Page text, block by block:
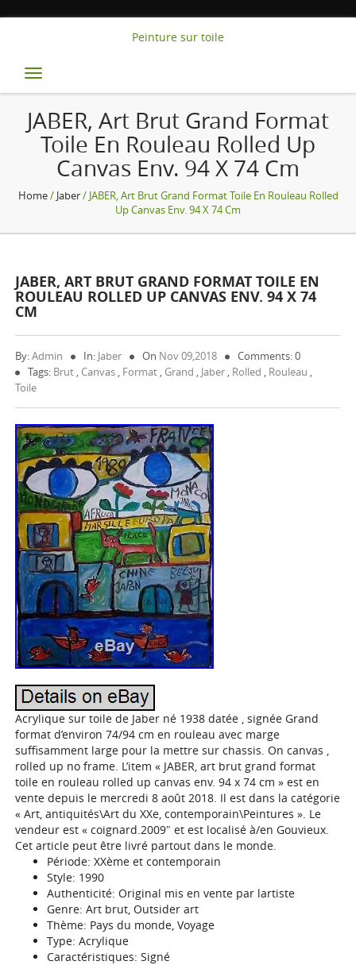
Peinture sur toile
Toggle
navigation
JABER, Art Brut Grand Format
Toile En Rouleau Rolled Up
Canvas Env. 94 X 74 Cm
Home/ Jaber/ JABER, Art Brut Grand Format Toile En Rouleau Rolled
Up Canvas Env. 94 X 74 Cm
JABER, ART BRUT GRAND FORMAT TOILE EN
ROULEAU ROLLED UP CANVAS ENV. 94 X 74
CM
By:Admin In: Jaber On Nov 09,2018
Comments: 0
Tags: Brut , Canvas , Format , Grand , Jaber , Rolled , Rouleau ,
Toile
Acrylique sur toile de Jaber né 1938 datée , signée Grand
format d’environ 74/94 cm en rouleau avec marge
suffisamment large pour la mettre sur chassis. On canvas ,
rolled up no frame. L’item « JABER, art brut grand format
toile en rouleau rolled up canvas env. 94 x 74 cm » est en
vente depuis le mercredi 8 août 2018. Il est dans la catégorie
« Art, antiquités\Art du XXe, contemporain\Peintures ». Le
vendeur est « coignard.2009″ et est localisé à/en Gouvieux.
Cet article peut être livré partout dans le monde.
Période: XXème et contemporain
Style: 1990
Authenticité: Original mis en vente par lartiste
Genre: Art brut, Outsider art
Thème: Pays du monde, Voyage
Type: Acrylique
Caractéristiques: Signé